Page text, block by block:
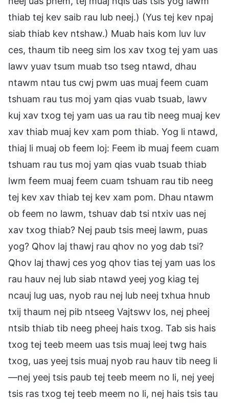
thiab tej kev saib rau lub neej.) (Yus tej kev npaj
siab thiab kev ntshaw.) Muab hais kom luv luv
ces, thaum tib neeg sim los xav txog tej yam uas
lawv yuav tsum muab tso tseg ntawd, dhau
ntawm ntau tus cwj pwm uas muaj feem cuam
tshuam rau tus moj yam qias vuab tsuab, lawv
kuj xav txog tej yam uas ua rau tib neeg muaj kev
xav thiab muaj kev xam pom thiab. Yog li ntawd,
thiaj li muaj ob feem loj: Feem ib muaj feem cuam
tshuam rau tus moj yam qias vuab tsuab thiab
lwm feem muaj feem cuam tshuam rau tib neeg
tej kev xav thiab tej kev xam pom. Dhau ntawm
ob feem no lawm, tshuav dab tsi ntxiv uas nej
xav txog thiab? Nej paub tsis meej lawm, puas
yog? Qhov laj thawj rau qhov no yog dab tsi?
Qhov laj thawj ces yog qhov tias tej yam uas los
rau hauv nej lub siab ntawd yeej yog kiag tej
ncauj lug uas, nyob rau nej lub neej txhua hnub
txij thaum nej pib ntseeg Vajtswv los, nej pheej
ntsib thiab tib neeg pheej hais txog. Tab sis hais
txog tej teeb meem uas tsis muaj leej twg hais
txog, uas yeej tsis muaj nyob rau hauv tib neeg li
—nej yeej tsis paub tej teeb meem no li, nej yeej
tsis ras txog tej teeb meem no li, nej hais tsis tau